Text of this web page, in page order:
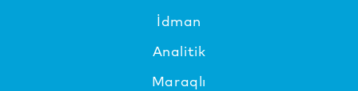
İdman
Analitik
Maraqlı